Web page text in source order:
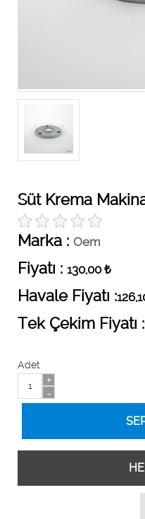
Süt Krema
Marka : Oem
Fiyatı : 130,00₺
Havale Fiyatı :
Tek Çekim Fiyatı :
Adet
+
-